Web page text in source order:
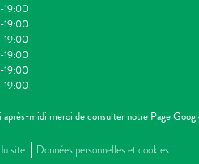
19:00
19:00
19:00
19:00
19:00
19:00
après-midi merci de consulter notre Page
site Données personnelles et cookies